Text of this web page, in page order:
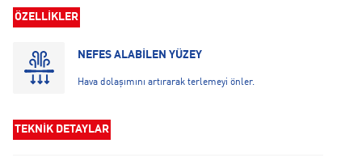
ÖZELLİKLER
NEFES ALABİLEN YÜZEY
Hava dolaşımını artırarak terlemeyi önler.
TEKNİK DETAYLAR